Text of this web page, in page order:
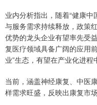
业内分析指出，随着“健康
与服务需求持续释放，政策
优势的龙头企业有望率先受
复医疗领域具备广阔的应用
业”生态，有望在产业化进程
当前，涵盖神经康复、中医
样需求旺盛，反映出康复市